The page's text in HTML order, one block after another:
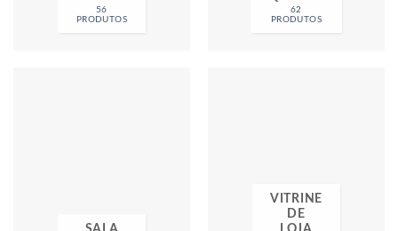
56
PRODUTOS
62
PRODUTOS
VITRINE
DE